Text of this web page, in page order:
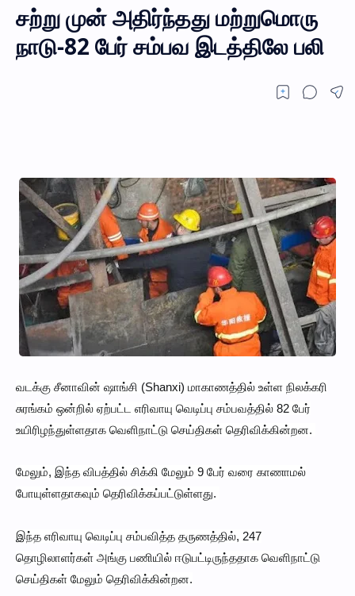
சற்று முன் அதிர்ந்தது மற்றுமொரு
நாடு-82 பேர் சம்பவ இடத்திலே பலி
வடக்கு சீனாவின் ஷாங்சி (Shanxi) மாகாணத்தில் உள்ள நிலக்கரி
சுரங்கம் ஒன்றில் ஏற்பட்ட எரிவாயு வெடிப்பு சம்பவத்தில் 82 பேர்
உயிரிழந்துள்ளதாக வெளிநாட்டு செய்திகள் தெரிவிக்கின்றன.
மேலும், இந்த விபத்தில் சிக்கி மேலும் 9 பேர் வரை காணாமல்
போயுள்ளதாகவும் தெரிவிக்கப்பட்டுள்ளது.
இந்த எரிவாயு வெடிப்பு சம்பவித்த தருணத்தில், 247
தொழிலாளர்கள் அங்கு பணியில் ஈடுபட்டிருந்ததாக வெளிநாட்டு
செய்திகள் மேலும் தெரிவிக்கின்றன.